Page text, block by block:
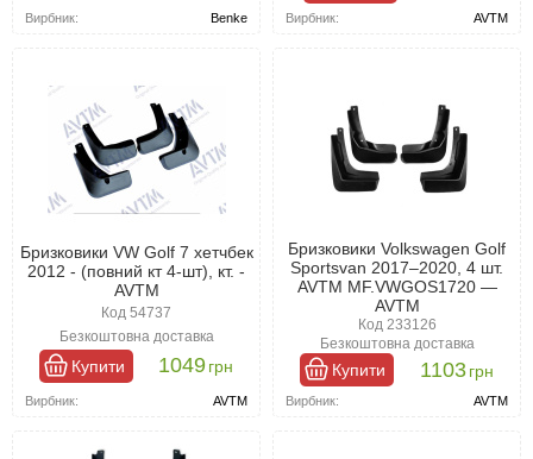
Вирбник: Benke Вирбник: AVTM
Бризковики VW Golf 7 хетчбек
2012 - (повний кт 4-шт), кт. -
AVTM
Код 54737
Безкоштовна доставка
Купити 1049грн
Вирбник: AVTM
Бризковики Volkswagen Golf
Sportsvan 2017–2020, 4 шт.
AVTM MF.VWGOS1720 —
AVTM
Код 233126
Безкоштовна доставка
Купити 1103грн
Вирбник: AVTM